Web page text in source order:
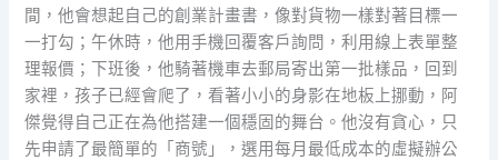
間，他會想起自己的創業計畫書，像對貨物一樣對著目標一
一打勾；午休時，他用手機回覆客戶詢問，利用線上表單整
理報價；下班後，他騎著機車去郵局寄出第一批樣品，回到
家裡，孩子已經會爬了，看著小小的身影在地板上挪動，阿
傑覺得自己正在為他搭建一個穩固的舞台。他沒有貪心，只
先申請了最簡單的「商號」，選用每月最低成本的虛擬辦公